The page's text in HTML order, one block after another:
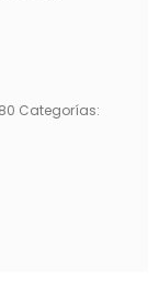
Categorías: